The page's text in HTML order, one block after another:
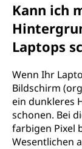
Kann ich
Laptops
Wenn Ihr
Bildschirm
ein dunkleres
schonen. Bei
farbigen Pixel
Wesentlichen